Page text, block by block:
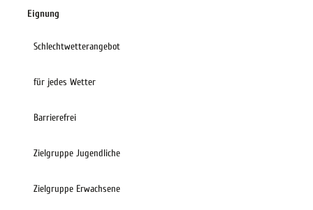
Eignung
Schlechtwetterangebot
für jedes Wetter
Barrierefrei
Zielgruppe Jugendliche
Zielgruppe Erwachsene